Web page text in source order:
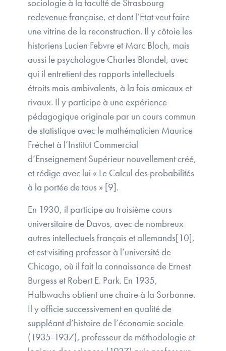
sociologie à la faculté de Strasbourg
redevenue française, et dont l’Etat veut faire
une vitrine de la reconstruction. Il y côtoie les
historiens Lucien Febvre et Marc Bloch, mais
aussi le psychologue Charles Blondel, avec
qui il entretient des rapports intellectuels
étroits mais ambivalents, à la fois amicaux et
rivaux. Il y participe à une expérience
pédagogique originale par un cours commun
de statistique avec le mathématicien Maurice
Fréchet à l’Institut Commercial
d’Enseignement Supérieur nouvellement créé,
et rédige avec lui « Le Calcul des probabilités
à la portée de tous » [9].
En 1930, il participe au troisième cours
universitaire de Davos, avec de nombreux
autres intellectuels français et allemands[10],
et est visiting professor à l’université de
Chicago, où il fait la connaissance de Ernest
Burgess et Robert E. Park. En 1935,
Halbwachs obtient une chaire à la Sorbonne.
Il y officie successivement en qualité de
suppléant d’histoire de l’économie sociale
(1935-1937), professeur de méthodologie et